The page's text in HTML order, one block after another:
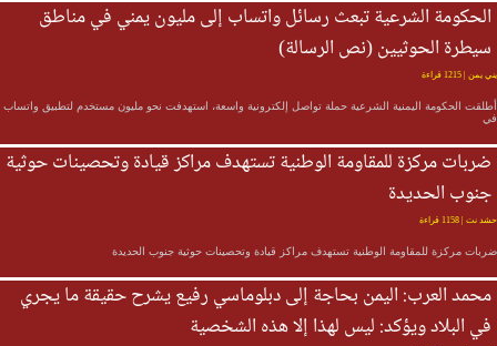
الحكومة الشرعية تبعث رسائل واتساب إلى مليون يمني في مناطق
سيطرة الحوثيين (نص الرسالة)
يني يمن| 1215 قراءة
أطلقت الحكومة اليمنية الشرعية حملة تواصل إلكترونية واسعة، استهدفت نحو مليون مستخدم لتطبيق واتساب
في
ضربات مركزة للمقاومة الوطنية تستهدف مراكز قيادة وتحصينات حوثية
جنوب الحديدة
حشد نت| 1158 قراءة
ضربات مركزة للمقاومة الوطنية تستهدف مراكز قيادة وتحصينات حوثية جنوب الحديدة
محمد العرب: اليمن بحاجة إلى دبلوماسي رفيع يشرح حقيقة ما يجري
في البلاد ويؤكد: ليس لهذا إلا هذه الشخصية